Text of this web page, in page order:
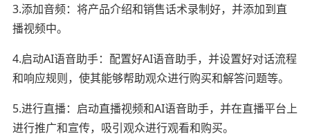
3.添加音频：将产品介绍和销售话术录制好，并添加到直
播视频中。
4.启动AI语音助手：配置好AI语音助手，并设置好对话流程
和响应规则，使其能够帮助观众进行购买和解答问题等。
5.进行直播：启动直播视频和AI语音助手，并在直播平台上
进行推广和宣传，吸引观众进行观看和购买。